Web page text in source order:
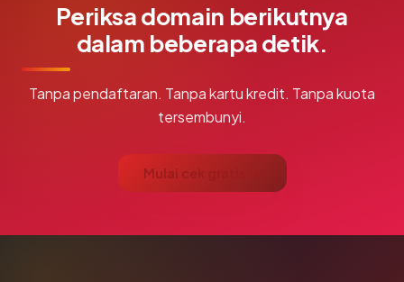
Periksa domain berikutnya
dalam beberapa detik.
Tanpa pendaftaran. Tanpa kartu kredit. Tanpa kuota
tersembunyi.
Mulai cek gratis →